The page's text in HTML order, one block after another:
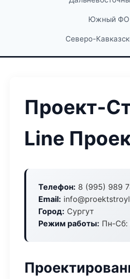
Южный ФО
Северо-
Проект-
Line
Телефон: 8 (995) 989
Email:
Город: Сургут
Режим работы: Пн-Сб: